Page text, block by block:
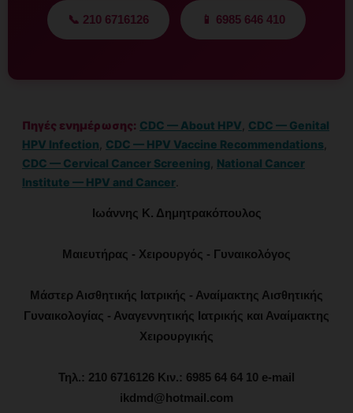
📞 210 6716126 📱 6985 646 410
Πηγές ενημέρωσης: CDC — About HPV CDC — Genital
HPV Infection CDC — HPV Vaccine Recommendations
CDC — Cervical Cancer Screening National Cancer
Institute — HPV and Cancer
Ιωάννης Κ. Δημητρακόπουλος
Μαιευτήρας - Χειρουργός - Γυναικολόγος
Μάστερ Αισθητικής Ιατρικής - Αναίμακτης Αισθητικής
Γυναικολογίας - Αναγεννητικής Ιατρικής και Αναίμακτης
Χειρουργικής
Τηλ.: 210 6716126 Κιν.: 6985 64 64 10 e-mail
ikdmd@hotmail.com